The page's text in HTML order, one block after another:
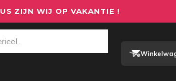
ZIJN WIJ OP VAKANTIE !